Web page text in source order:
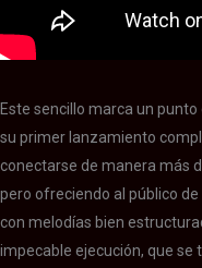
Este sencillo marca un
su primer lanzamiento
conectarse de manera más
pero ofreciendo al público
con melodías bien
impecable ejecución, que se